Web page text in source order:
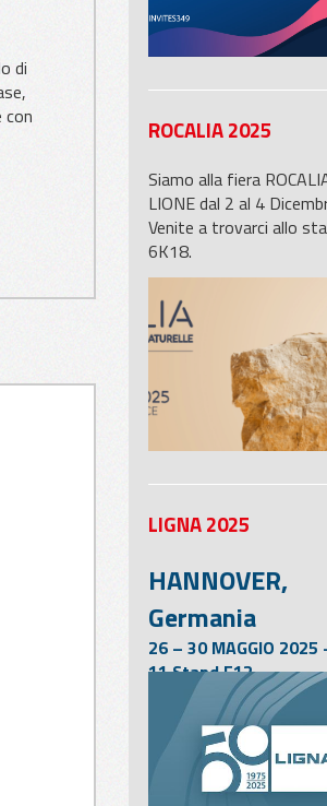
di
con
ROCALIA 2025
Siamo alla fiera
LIONE dal 2 al 4
Venite a trovarci allo
6K18.
LIGNA 2025
HANNOVER,
Germania
26 – 30 MAGGIO 2025
11 Stand E12
La LIGNA di Hannover,
terrà dal 26 al 30
sarà una delle pietre
importanti per l’industria
lavorazione e della